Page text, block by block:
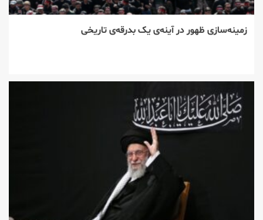
زمینه‌سازی ظهور در آینه‌ی یک بدرقه‌ی تاریخی